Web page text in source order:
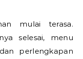
mulai terasa.
selesai, menu
perlengkapan